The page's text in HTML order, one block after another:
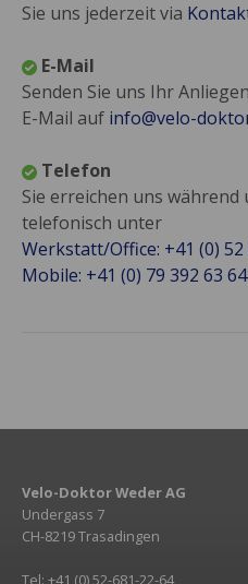
Sie uns jederzeit via
E-Mail
Senden Sie uns Ihr
E-Mail auf info@velo-
Telefon
Sie erreichen uns während
telefonisch unter
Werkstatt/Office: +41 (0) 52
Mobile: +41 (0) 79 392 63 64
Velo-Doktor Weder AG
Undergass 7
CH-8219 Trasadingen
Tel: +41 (0) 52-681-22-64